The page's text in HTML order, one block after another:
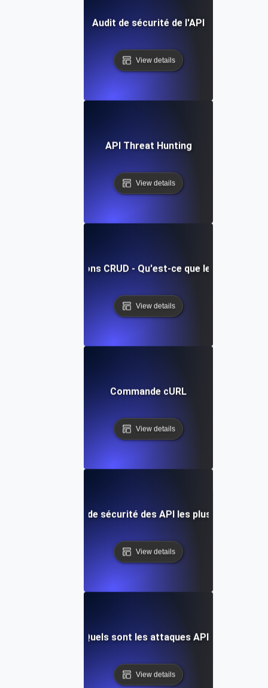
Audit de sécurité de l'API
View details
API Threat Hunting
View details
Opérations CRUD - Qu'est-ce que le CRUD ?
View details
Commande cURL
View details
Les risques de sécurité des API les plus importants
View details
Quels sont les attaques API?
View details